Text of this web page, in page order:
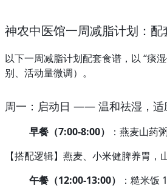
神农中医馆一周减脂计划：
以下一周减脂计划配套食谱，以 “痰
别、活动量微调）。
周一：启动日 —— 温和祛湿，适
早餐（7:00-8:00）
：燕麦山药
【搭配逻辑】燕麦、小米健脾养胃
午餐（12:00-13:00）
：糙米饭